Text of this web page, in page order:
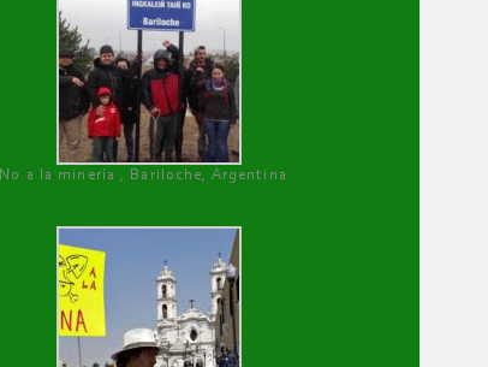
No a la minería , Bariloche, Argentina